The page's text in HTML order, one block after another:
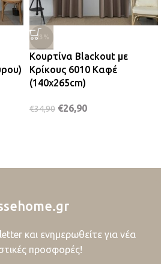
-23%
Κουρτίνα Blackout με
Κρίκους 6010 Καφέ
(140x265cm)
€34,90 €26,90
και ενημερωθείτε για νέα
προσφορές!